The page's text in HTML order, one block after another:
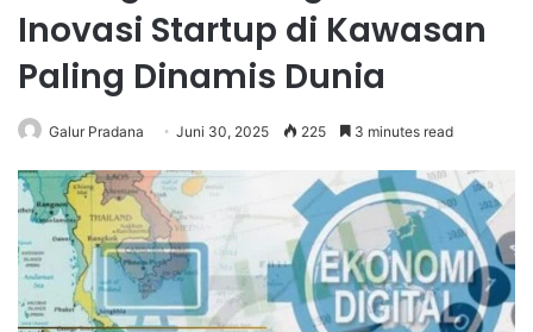
Inovasi Startup di Kawasan
Paling Dinamis Dunia
Galur Pradana Juni 30, 2025 225 3 minutes read